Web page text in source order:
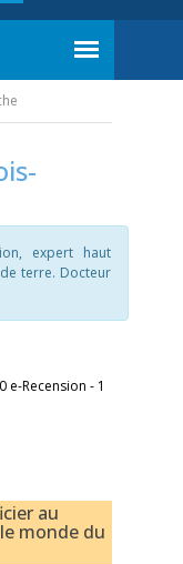
expert haut
terre. Docteur
e-Recension - 1
au
monde du